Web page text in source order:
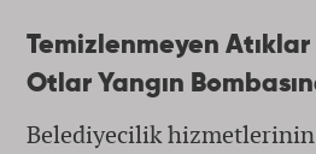
Temizlenmeyen
Otlar Yangın
Belediyecilik hizmetlerinin